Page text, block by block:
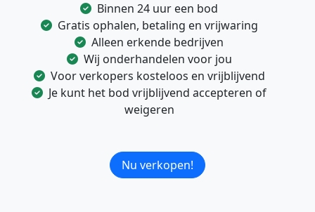
Binnen 24 uur een bod
Gratis ophalen, betaling en vrijwaring
Alleen erkende bedrijven
Wij onderhandelen voor jou
Voor verkopers kosteloos en vrijblijvend
Je kunt het bod vrijblijvend accepteren of
weigeren
Nu verkopen!